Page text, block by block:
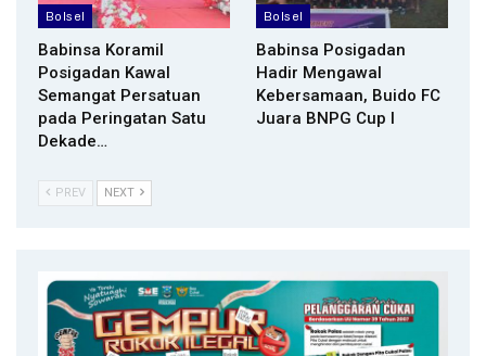
Bolsel
Babinsa Koramil
Posigadan Kawal
Semangat Persatuan
pada Peringatan Satu
Dekade…
Bolsel
Babinsa Posigadan
Hadir Mengawal
Kebersamaan, Buido FC
Juara BNPG Cup I
PREV NEXT